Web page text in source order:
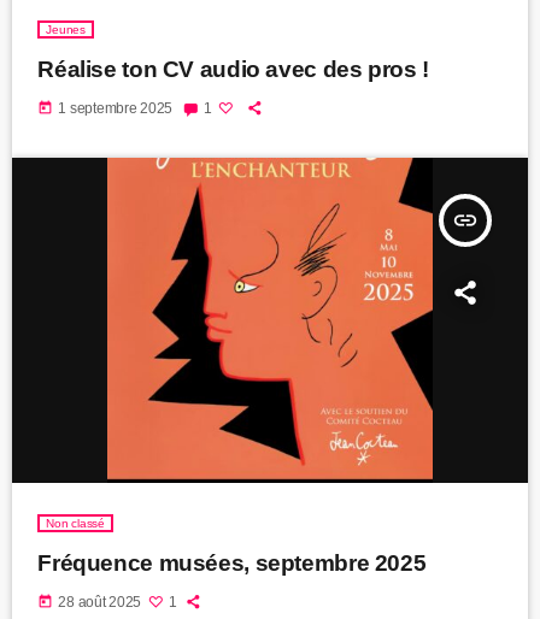
Jeunes
Réalise ton CV audio avec des pros !
today 1 septembre 2025 1
insert_link
Non classé
Fréquence musées, septembre 2025
today 28 août 2025 1